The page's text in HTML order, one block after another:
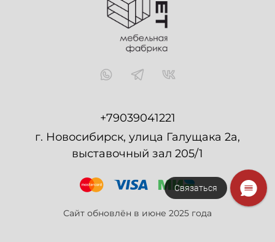
+79039041221
г. Новосибирск, улица Галущака 2а,
выставочный зал 205/1
Сайт обновлён в июне 2025 года
Связаться